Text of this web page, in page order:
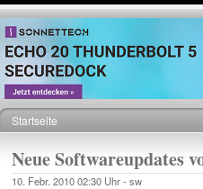
Direkt
zum
Inhalt
Pfadnavigation
Startseite
Neue Softwareupdates
10. Febr. 201002:30 Uhr - sw